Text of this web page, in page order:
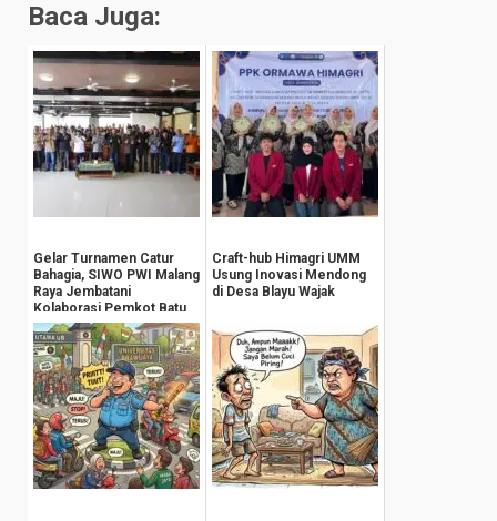
Baca Juga:
Gelar Turnamen Catur
Bahagia, SIWO PWI Malang
Raya Jembatani
Kolaborasi Pemkot Batu
dan Insan Pers
Craft-hub Himagri UMM
Usung Inovasi Mendong
di Desa Blayu Wajak